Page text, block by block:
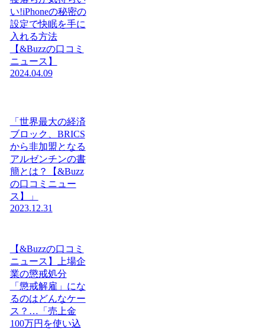
い!iPhoneの秘密の
設定で快眠を手に
入れる方法
【&Buzzの口コミ
ニュース】
2024.04.09
「世界最大の経済
ブロック、BRICS
から非加盟となる
アルゼンチンの書
簡とは？【&Buzz
の口コミニュー
ス】」
2023.12.31
【&Buzzの口コミ
ニュース】上場企
業の懲戒処分
「懲戒解雇」にな
るのはどんなケー
ス？…「売上金
100万円を使い込